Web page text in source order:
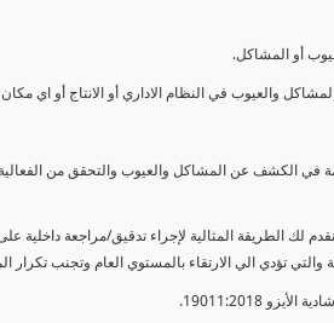
أو المشاكل.
والعيوب في النظام الاداري أو الانتاج أو اي
في الكشف عن المشاكل والعيوب والتحقق من
الطريقة المثالية لإجراء تدقيق/مراجعة داخلية
تؤدي الي الارتقاء بالمستوي العام وتجنب تكرار
19011:2018.